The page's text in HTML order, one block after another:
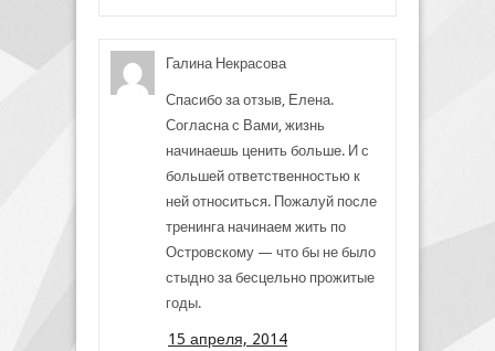
Галина Некрасова
Спасибо за отзыв, Елена.
Согласна с Вами, жизнь
начинаешь ценить больше. И с
большей ответственностью к
ней относиться. Пожалуй после
тренинга начинаем жить по
Островскому — что бы не было
стыдно за бесцельно прожитые
годы.
15 апреля, 2014